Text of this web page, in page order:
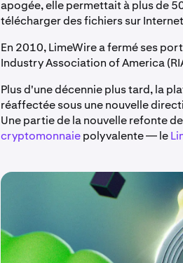
apogée, elle permettait à plus de
télécharger des fichiers sur
En 2010, LimeWire a fermé ses
Industry Association of America
Plus d'une décennie plus tard, la
réaffectée sous une nouvelle
Une partie de la nouvelle refonte
cryptomonnaiepolyvalente — le